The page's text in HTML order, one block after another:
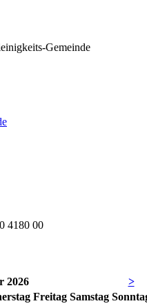
Gemeinde
4180 00
2026
>
Freitag Samstag So